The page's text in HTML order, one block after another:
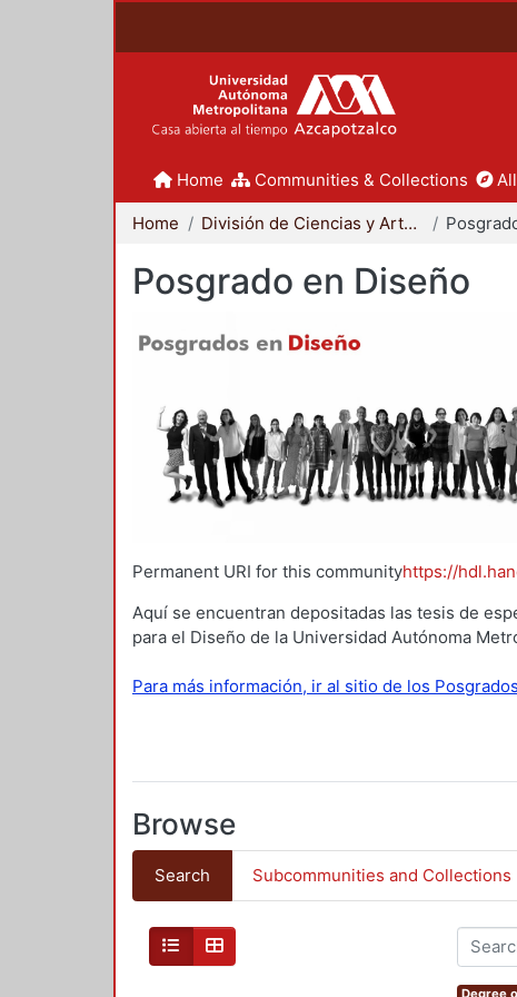
Home Communities & Collections
Home División de Ciencias y Artes para el Diseño
Posgrado en Diseño
Permanent URI for this communityhttps://
Aquí se encuentran depositadas las tesis de
para el Diseño de la Universidad Autónoma
Para más información, ir al sitio de los
Browse
Search Subcommunities and Collections
Degree